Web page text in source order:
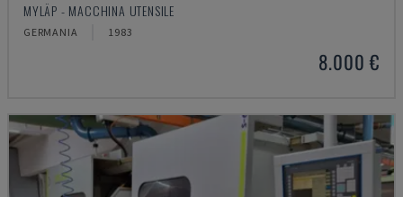
MYLÄP - MACCHINA UTENSILE
GERMANIA 1983
8.000 €